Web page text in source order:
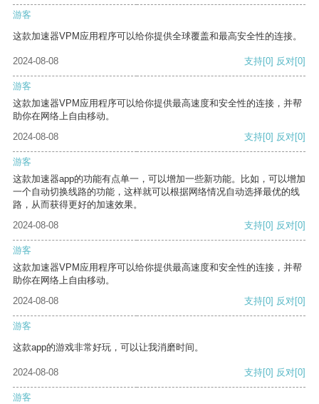
游客
这款加速器VPM应用程序可以给你提供全球覆盖和最高安全性的连接。
2024-08-08 支持[0] 反对[0]
游客
这款加速器VPM应用程序可以给你提供最高速度和安全性的连接，并帮
助你在网络上自由移动。
2024-08-08
支持[0] 反对[0]
游客
这款加速器app的功能有点单一，可以增加一些新功能。比如，可以增加
一个自动切换线路的功能，这样就可以根据网络情况自动选择最优的线
路，从而获得更好的加速效果。
2024-08-08
支持[0] 反对[0]
游客
这款加速器VPM应用程序可以给你提供最高速度和安全性的连接，并帮
助你在网络上自由移动。
2024-08-08
支持[0] 反对[0]
游客
这款app的游戏非常好玩，可以让我消磨时间。
2024-08-08 支持[0] 反对[0]
游客